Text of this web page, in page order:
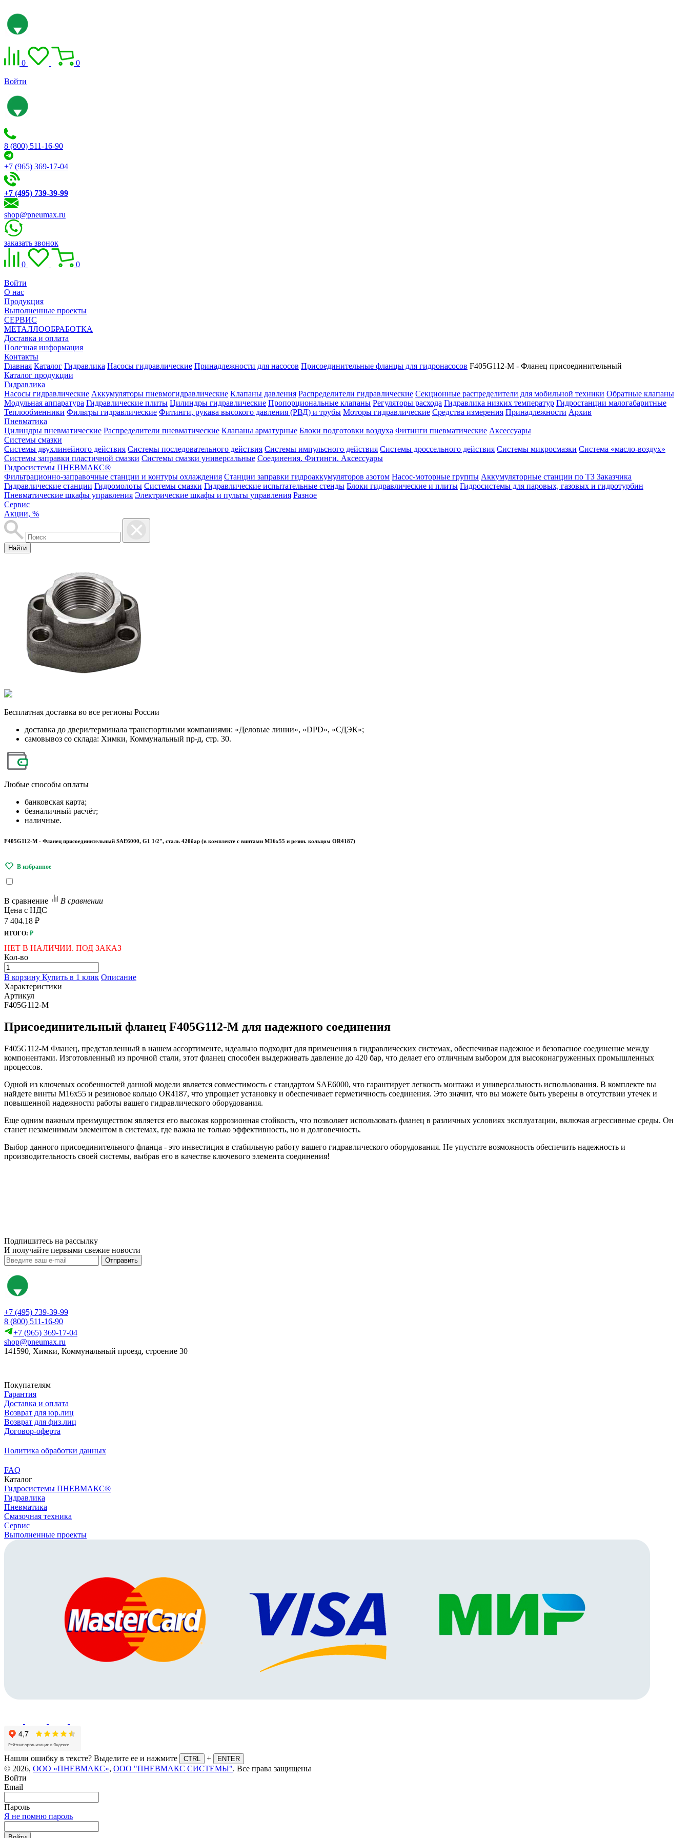
0 0
Войти
8 (800) 511-16-90
+7 (965) 369-17-04
+7 (495) 739-39-99
shop@pneumax.ru
заказать звонок
0 0
Войти
О нас
Продукция
Выполненные проекты
СЕРВИС
МЕТАЛЛООБРАБОТКА
Доставка и оплата
Полезная информация
Контакты
Главная Каталог Гидравлика Насосы гидравлические Принадлежности для насосов Присоединительные фланцы для гидронасосов F405G112-M - Фланец присоединительный
Каталог продукции
Гидравлика
Насосы гидравлические Аккумуляторы пневмогидравлические Клапаны давления Распределители гидравлические Секционные распределители для мобильной техники Обратные клапаны
Модульная аппаратура Гидравлические плиты Цилиндры гидравлические Пропорциональные клапаны Регуляторы расхода Гидравлика низких температур Гидростанции малогабаритные
Теплообменники Фильтры гидравлические Фитинги, рукава высокого давления (РВД) и трубы Моторы гидравлические Средства измерения Принадлежности Архив
Пневматика
Цилиндры пневматические Распределители пневматические Клапаны арматурные Блоки подготовки воздуха Фитинги пневматические Аксессуары
Системы смазки
Системы двухлинейного действия Системы последовательного действия Системы импульсного действия Системы дроссельного действия Системы микросмазки Система «масло-воздух»
Системы заправки пластичной смазки Системы смазки универсальные Соединения. Фитинги. Аксессуары
Гидросистемы ПНЕВМАКС®
Фильтрационно-заправочные станции и контуры охлаждения Станции заправки гидроаккумуляторов азотом Насос-моторные группы Аккумуляторные станции по ТЗ Заказчика
Гидравлические станции Гидромолоты Системы смазки Гидравлические испытательные стенды Блоки гидравлические и плиты Гидросистемы для паровых, газовых и гидротурбин
Пневматические шкафы управления Электрические шкафы и пульты управления Разное
Сервис
Акции, %
Найти
Бесплатная доставка во все регионы России
доставка до двери/терминала транспортными компаниями: «Деловые линии», «DPD», «СДЭК»;
самовывоз со склада: Химки, Коммунальный пр-д, стр. 30.
Любые способы оплаты
банковская карта;
безналичный расчёт;
наличные.
F405G112-M - Фланец присоединительный SAE6000, G1 1/2", сталь 420бар (в комплекте с винтами М16х55 и резин. кольцом OR4187)
В сравнение
В сравнении
Цена с НДС
7 404.18 ₽
ИТОГО: ₽
НЕТ В НАЛИЧИИ. ПОД ЗАКАЗ
Кол-во
В корзину Купить в 1 клик Описание
Характеристики
Артикул
F405G112-M
Присоединительный фланец F405G112-M для надежного соединения
F405G112-M Фланец, представленный в нашем ассортименте, идеально подходит для применения в гидравлических системах, обеспечивая надежное и безопасное соединение между
компонентами. Изготовленный из прочной стали, этот фланец способен выдерживать давление до 420 бар, что делает его отличным выбором для высоконагруженных промышленных
процессов.
Одной из ключевых особенностей данной модели является совместимость с стандартом SAE6000, что гарантирует легкость монтажа и универсальность использования. В комплекте вы
найдете винты М16х55 и резиновое кольцо OR4187, что упрощает установку и обеспечивает герметичность соединения. Это значит, что вы можете быть уверены в отсутствии утечек и
повышенной надежности работы вашего гидравлического оборудования.
Еще одним важным преимуществом является его высокая коррозионная стойкость, что позволяет использовать фланец в различных условиях эксплуатации, включая агрессивные среды. Он
станет незаменимым элементом в системах, где важна не только эффективность, но и долговечность.
Выбор данного присоединительного фланца - это инвестиция в стабильную работу вашего гидравлического оборудования. Не упустите возможность обеспечить надежность и
производительность своей системы, выбрав его в качестве ключевого элемента соединения!
Подпишитесь на рассылку
И получайте первыми свежие новости
Отправить
+7 (495) 739-39-99
8 (800) 511-16-90
+7 (965) 369-17-04
shop@pneumax.ru
141590, Химки, Коммунальный проезд, строение 30
Покупателям
Гарантия
Доставка и оплата
Возврат для юр.лиц
Возврат для физ.лиц
Договор-оферта
Политика обработки данных
FAQ
Каталог
Гидросистемы ПНЕВМАКС®
Гидравлика
Пневматика
Смазочная техника
Сервис
Выполненные проекты
Нашли ошибку в тексте? Выделите ее и нажмите CTRL + ENTER
© 2026, ООО «ПНЕВМАКС», ООО "ПНЕВМАКС СИСТЕМЫ". Все права защищены
Войти
Email
Пароль
Я не помню пароль